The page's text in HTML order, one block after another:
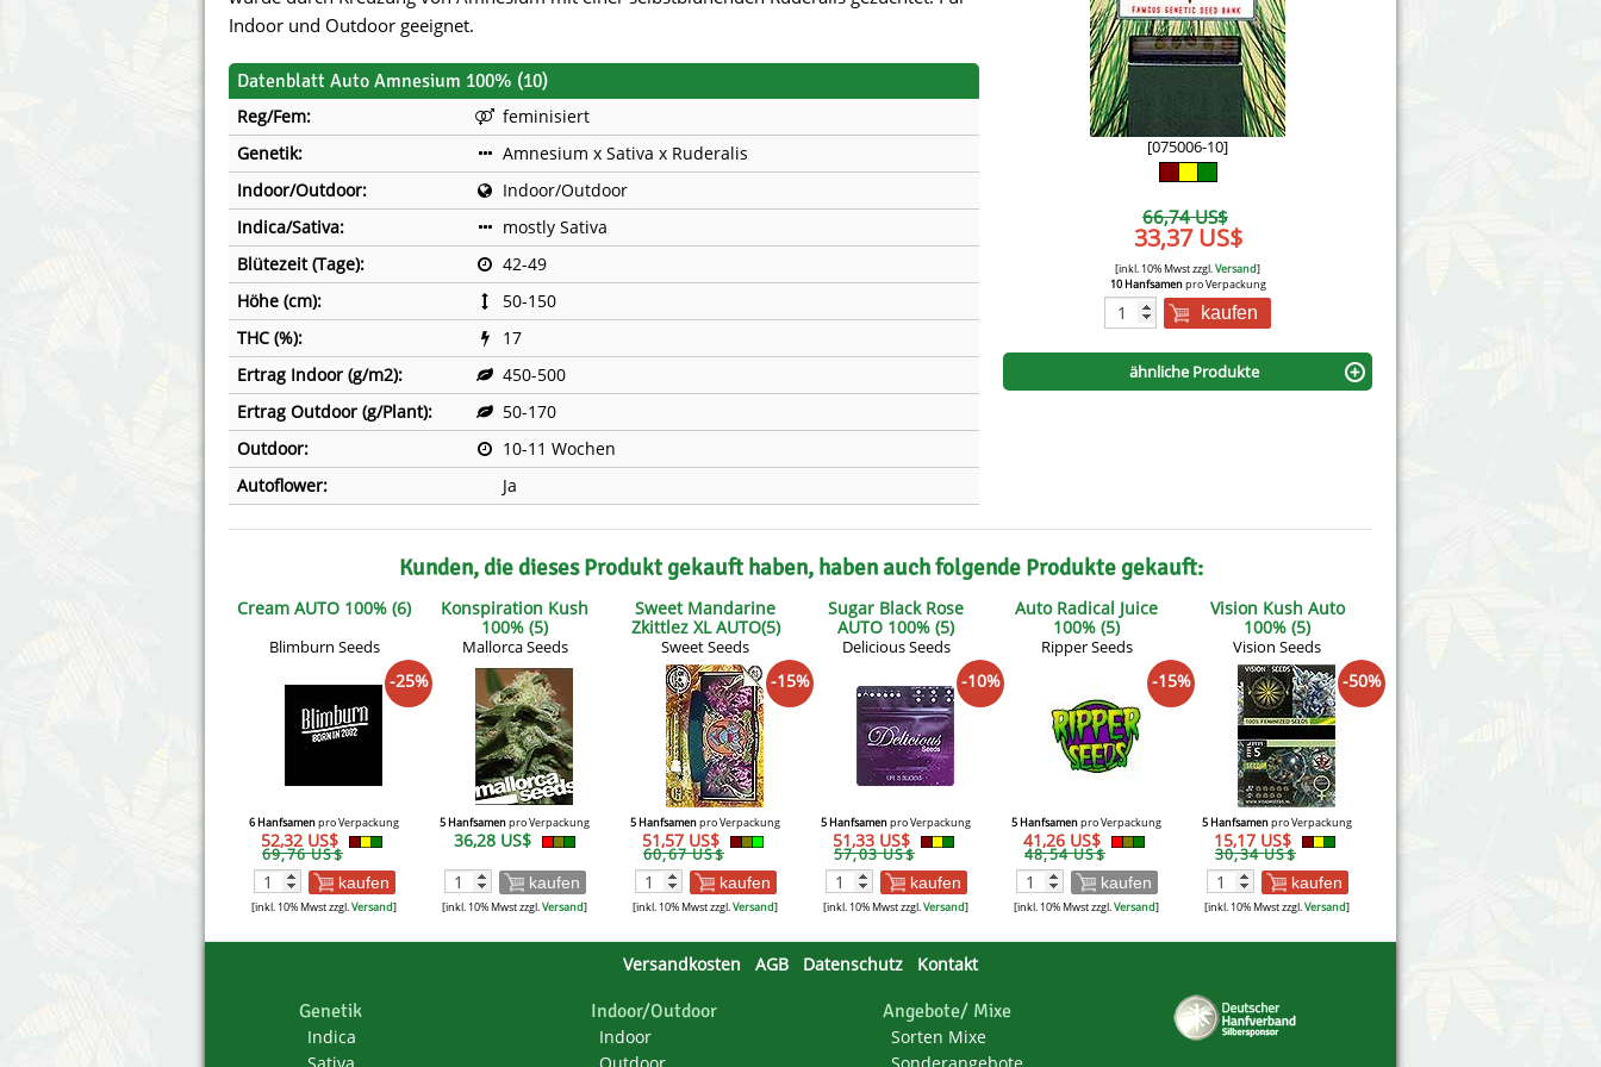
Annabelle´s Garden
Barney´s Farm
Blimburn Seeds
Bulk Seed Bank
Bulldog Seeds
Cannabella Genetics
Fast Buds
Female Seeds
G13 Labs
Genehtik Seeds
Green Bodhi
House of the Great Gardener
Ministry of Cannabis
Philosopher Seeds
Seedy Simon
Söllner - Vadda's Marijuanabam
Sumo Seeds
Victory Seeds
Vision Seeds
White Label Seeds
World of Seeds
CBD Nutzhanfsamen
Indoor und Outdoor geeignet.
Datenblatt Auto Amnesium 100% (10)
Reg/Fem:
feminisiert
Genetik:
Amnesium x Sativa x Ruderalis
Indoor/Outdoor:
Indoor/Outdoor
Indica/Sativa:
mostly Sativa
Blütezeit (Tage):
42-49
Höhe (cm):
50-150
THC (%):
17
Ertrag Indoor (g/m2):
450-500
Ertrag Outdoor (g/Plant):
50-170
Outdoor:
10-11 Wochen
Autoflower:
Ja
[075006-10]
66,74 US$
33,37 US$
[inkl. 10% Mwst zzgl.Versand]
10 Hanfsamenpro Verpackung
kaufen
ähnliche Produkte
Kunden, die dieses Produkt gekauft haben, haben auch folgende Produkte gekauft:
Cream AUTO 100% (6)
Blimburn Seeds
-25%
6 Hanfsamenpro Verpackung
52,32 US$
69,76 US$
kaufen
[inkl. 10% Mwst zzgl.Versand]
Konspiration Kush
100% (5)
Mallorca Seeds
5 Hanfsamenpro Verpackung
36,28 US$
kaufen
[inkl. 10% Mwst zzgl.Versand]
Sweet Mandarine
Zkittlez XL AUTO(5)
Sweet Seeds
-15%
5 Hanfsamenpro Verpackung
51,57 US$
60,67 US$
kaufen
[inkl. 10% Mwst zzgl.Versand]
Sugar Black Rose
AUTO 100% (5)
Delicious Seeds
-10%
5 Hanfsamenpro Verpackung
51,33 US$
57,03 US$
kaufen
[inkl. 10% Mwst zzgl.Versand]
Auto Radical Juice
100% (5)
Ripper Seeds
-15%
5 Hanfsamenpro Verpackung
41,26 US$
48,54 US$
kaufen
[inkl. 10% Mwst zzgl.Versand]
Vision Kush Auto
100% (5)
Vision Seeds
-50%
5 Hanfsamenpro Verpackung
15,17 US$
30,34 US$
kaufen
[inkl. 10% Mwst zzgl.Versand]
Versandkosten AGB Datenschutz Kontakt
Genetik
Indica
Indoor/Outdoor
Indoor
Angebote/ Mixe
Sorten Mixe